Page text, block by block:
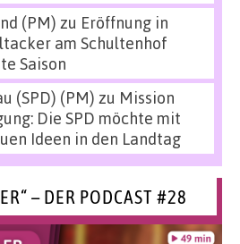
(PM) zu Eröffnung in
am Schultenhof
Saison
(SPD) (PM) zu Mission
Die SPD möchte mit
Ideen in den Landtag
– DER PODCAST #28